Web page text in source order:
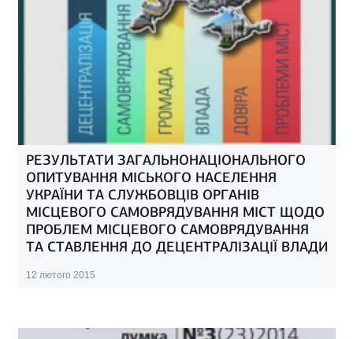
РЕЗУЛЬТАТИ ЗАГАЛЬНОНАЦІОНАЛЬНОГО
ОПИТУВАННЯ МІСЬКОГО НАСЕЛЕННЯ
УКРАЇНИ ТА СЛУЖБОВЦІВ ОРГАНІВ
МІСЦЕВОГО САМОВРЯДУВАННЯ МІСТ ЩОДО
ПРОБЛЕМ МІСЦЕВОГО САМОВРЯДУВАННЯ
ТА СТАВЛЕННЯ ДО ДЕЦЕНТРАЛІЗАЦІЇ ВЛАДИ
12 лютого 2015